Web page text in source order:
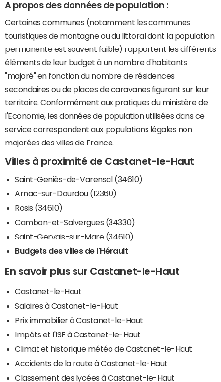
A propos des données de population :
Certaines communes (notamment les communes
touristiques de montagne ou du littoral dont la population
permanente est souvent faible) rapportent les différents
éléments de leur budget à un nombre d'habitants
"majoré" en fonction du nombre de résidences
secondaires ou de places de caravanes figurant sur leur
territoire. Conformément aux pratiques du ministère de
l'Economie, les données de population utilisées dans ce
service correspondent aux populations légales non
majorées des villes de France.
Villes à proximité de Castanet-le-Haut
Saint-Geniès-de-Varensal (34610)
Arnac-sur-Dourdou (12360)
Rosis (34610)
Cambon-et-Salvergues (34330)
Saint-Gervais-sur-Mare (34610)
Budgets des villes de l'Hérault
En savoir plus sur Castanet-le-Haut
Castanet-le-Haut
Salaires à Castanet-le-Haut
Prix immobilier à Castanet-le-Haut
Impôts et l'ISF à Castanet-le-Haut
Climat et historique météo de Castanet-le-Haut
Accidents de la route à Castanet-le-Haut
Classement des lycées à Castanet-le-Haut